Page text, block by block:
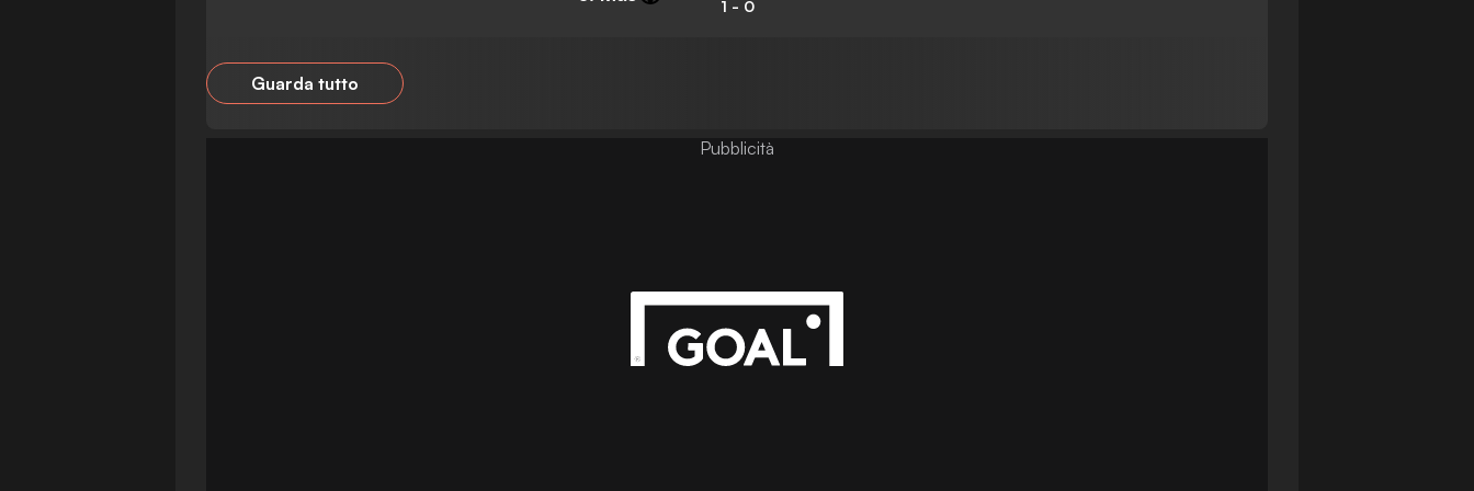
1 - 0
Guarda tutto
Pubblicità